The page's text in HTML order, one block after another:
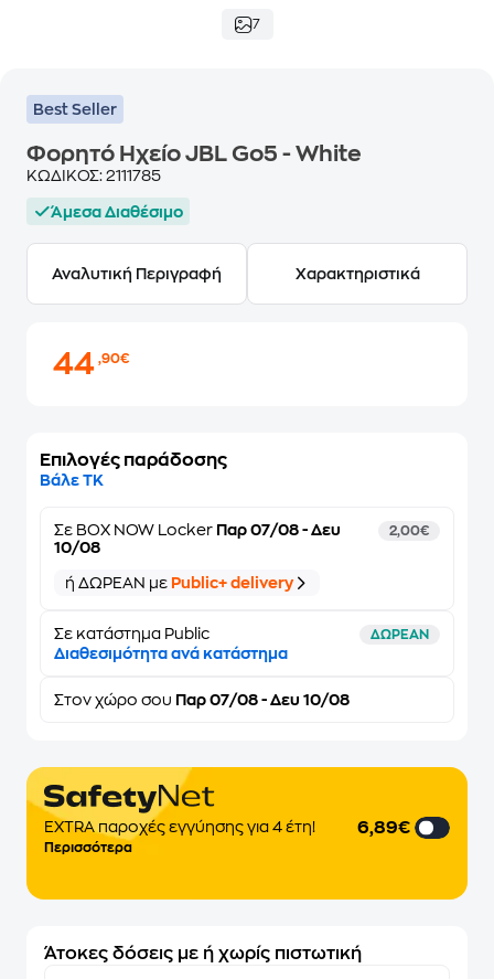
7
Best Seller
Φορητό Ηχείο JBL Go5 - White
ΚΩΔΙΚΟΣ: 2111785
Άμεσα Διαθέσιμο
Αναλυτική Περιγραφή Χαρακτηριστικά
44,90€
Επιλογές παράδοσης
Βάλε ΤΚ
Σε BOX NOW Locker Παρ 07/08 - Δευ
10/08
2,00€
ή ΔΩΡΕΑΝ με Public+ delivery
Σε κατάστημα Public ΔΩΡΕΑΝ
Διαθεσιμότητα ανά κατάστημα
Στον χώρο σου Παρ 07/08 - Δευ 10/08
EXTRA παροχές εγγύησης για 4 έτη!
Περισσότερα
6,89€
Άτοκες δόσεις με ή χωρίς πιστωτική